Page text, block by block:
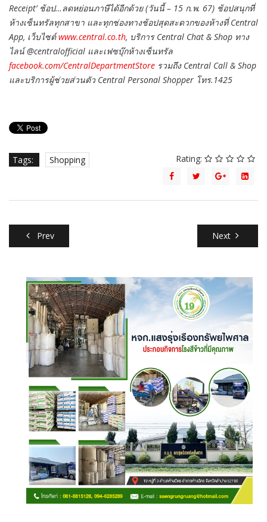
Receipt’ ช้อป…ลดหย่อนภาษีได้อีกด้วย (วันนี้ – 15 ก.พ. 67) ช้อปสนุกที่
ห้างเซ็นทรัลทุกสาขา และทุกช่องทางช้อปสุดสะดวกของห้างที่ Central
App, เว็บไซต์www.central.co.th, บริการ Central Chat & Shop ทาง
ไลน์ @centralofficial และเฟซบุ๊กห้างเซ็นทรัล
facebook.com/CentralDepartmentStore รวมถึง Central Call & Shop
และบริการผู้ช่วยส่วนตัว Central Personal Shopper โทร.1425
Tags: Shopping Rating:
Prev Next